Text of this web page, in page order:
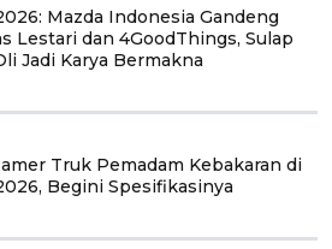
Mazda Indonesia Gandeng
Lestari dan 4GoodThings, Sulap
Jadi Karya Bermakna
Truk Pemadam Kebakaran di
Begini Spesifikasinya